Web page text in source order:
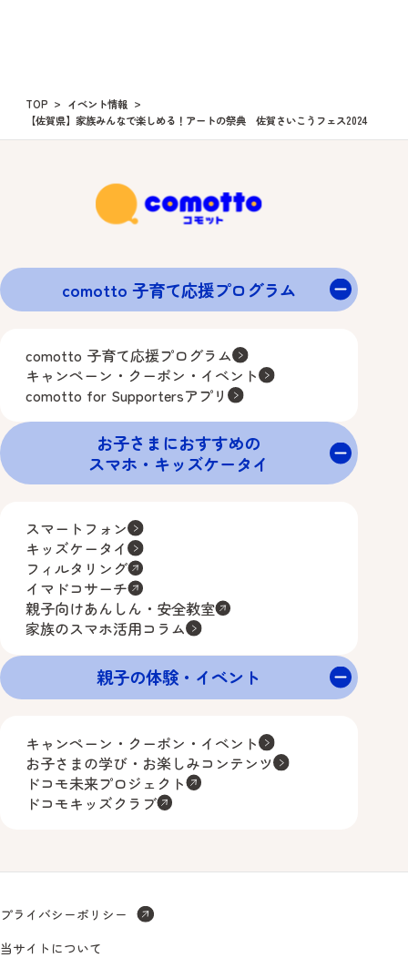
TOP
イベント情報
【佐賀県】家族みんなで楽しめる！アートの祭典 佐賀さいこうフェス2024
comotto 子育て応援プログラム
comotto 子育て応援プログラム
キャンペーン・クーポン・イベント
comotto for Supportersアプリ
お子さまにおすすめの
スマホ・キッズケータイ
スマートフォン
キッズケータイ
フィルタリング
イマドコサーチ
親子向けあんしん・安全教室
家族のスマホ活用コラム
親子の体験・イベント
キャンペーン・クーポン・イベント
お子さまの学び・お楽しみコンテンツ
ドコモ未来プロジェクト
ドコモキッズクラブ
プライバシーポリシー
当サイトについて